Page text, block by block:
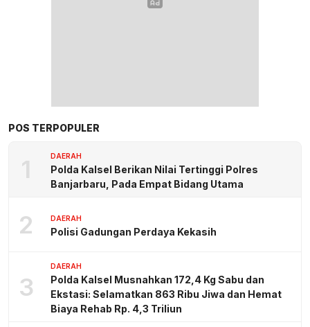
POS TERPOPULER
1 DAERAH
Polda Kalsel Berikan Nilai Tertinggi Polres
Banjarbaru, Pada Empat Bidang Utama
2 DAERAH
Polisi Gadungan Perdaya Kekasih
3
DAERAH
Polda Kalsel Musnahkan 172,4 Kg Sabu dan
Ekstasi: Selamatkan 863 Ribu Jiwa dan Hemat
Biaya Rehab Rp. 4,3 Triliun